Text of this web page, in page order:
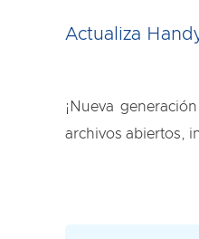
Actualiza
¡Nueva
archivos abiertos,